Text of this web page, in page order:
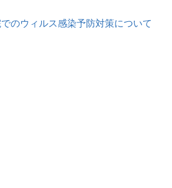
のウィルス感染予防対策について